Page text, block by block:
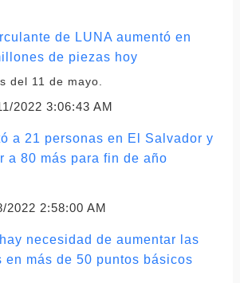
de LUNA aumentó en
de piezas hoy
del 11 de mayo.
2022 3:06:43 AM
a 21 personas en El Salvador y
a 80 más para fin de año
2022 2:58:00 AM
necesidad de aumentar las
en más de 50 puntos básicos